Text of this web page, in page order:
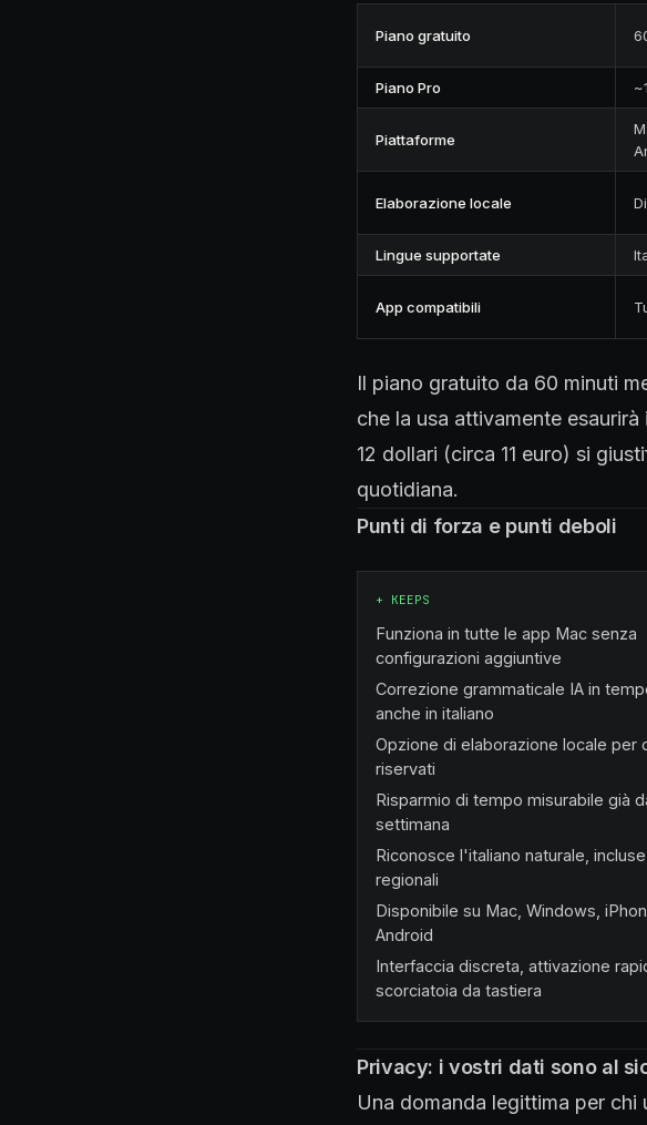
Piano gratuito
Piano Pro
Piattaforme
Elaborazione locale
Lingue supportate
App compatibili
Il piano gratuito da 60 minuti
che la usa attivamente
12 dollari (circa 11 euro) si
quotidiana.
Punti di forza e punti deboli
+ KEEPS
Funziona in tutte le app Mac senza
configurazioni aggiuntive
Correzione grammaticale IA in
anche in italiano
Opzione di elaborazione locale per
riservati
Risparmio di tempo misurabile già
settimana
Riconosce l'italiano naturale,
regionali
Disponibile su Mac, Windows,
Android
Interfaccia discreta, attivazione
scorciatoia da tastiera
Privacy: i vostri dati sono al
Una domanda legittima per